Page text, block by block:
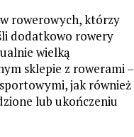
rowerowych, którzy
dodatkowo rowery
wielką
sklepie z rowerami –
jak również
lub ukończeniu